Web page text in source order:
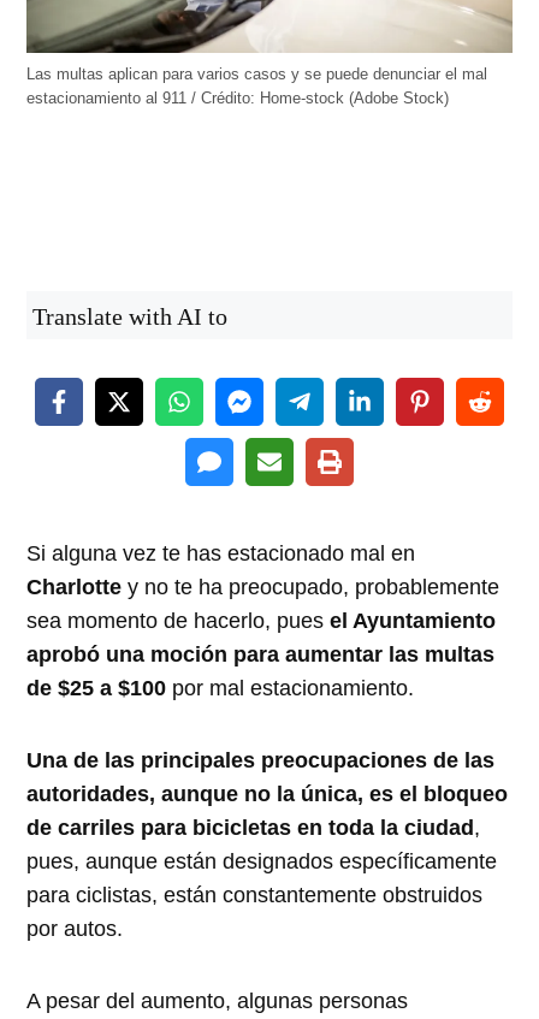
Las multas aplican para varios casos y se puede denunciar el mal
estacionamiento al 911 / Crédito: Home-stock (Adobe Stock)
Translate with AI to
Si alguna vez te has estacionado mal en
Charlotte y no te ha preocupado, probablemente
sea momento de hacerlo, pues el Ayuntamiento
aprobó una moción para aumentar las multas
de $25 a $100 por mal estacionamiento.
Una de las principales preocupaciones de las
autoridades, aunque no la única, es el bloqueo
de carriles para bicicletas en toda la ciudad ,
pues, aunque están designados específicamente
para ciclistas, están constantemente obstruidos
por autos.
A pesar del aumento, algunas personas